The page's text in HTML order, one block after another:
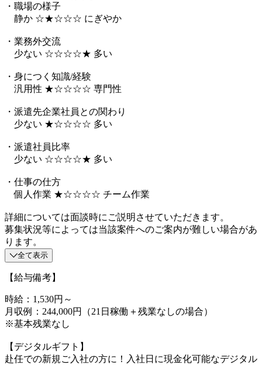
・職場の様子
静か ☆★☆☆☆ にぎやか
・業務外交流
少ない ☆☆☆☆★ 多い
・身につく知識/経験
汎用性 ★☆☆☆☆ 専門性
・派遣先企業社員との関わり
少ない ★☆☆☆☆ 多い
・派遣社員比率
少ない ☆☆☆☆★ 多い
・仕事の仕方
個人作業 ★☆☆☆☆ チーム作業
詳細については面談時にご説明させていただきます。
募集状況等によっては当該案件へのご案内が難しい場合があ
ります。
全て表示
【給与備考】
時給：1,530円～
月収例：244,000円（21日稼働＋残業なしの場合）
※基本残業なし
【デジタルギフト】
赴任での新規ご入社の方に！入社日に現金化可能なデジタル